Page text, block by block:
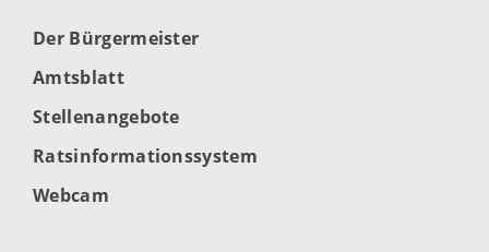
Der Bürgermeister
Amtsblatt
Stellenangebote
Ratsinformationssystem
Webcam